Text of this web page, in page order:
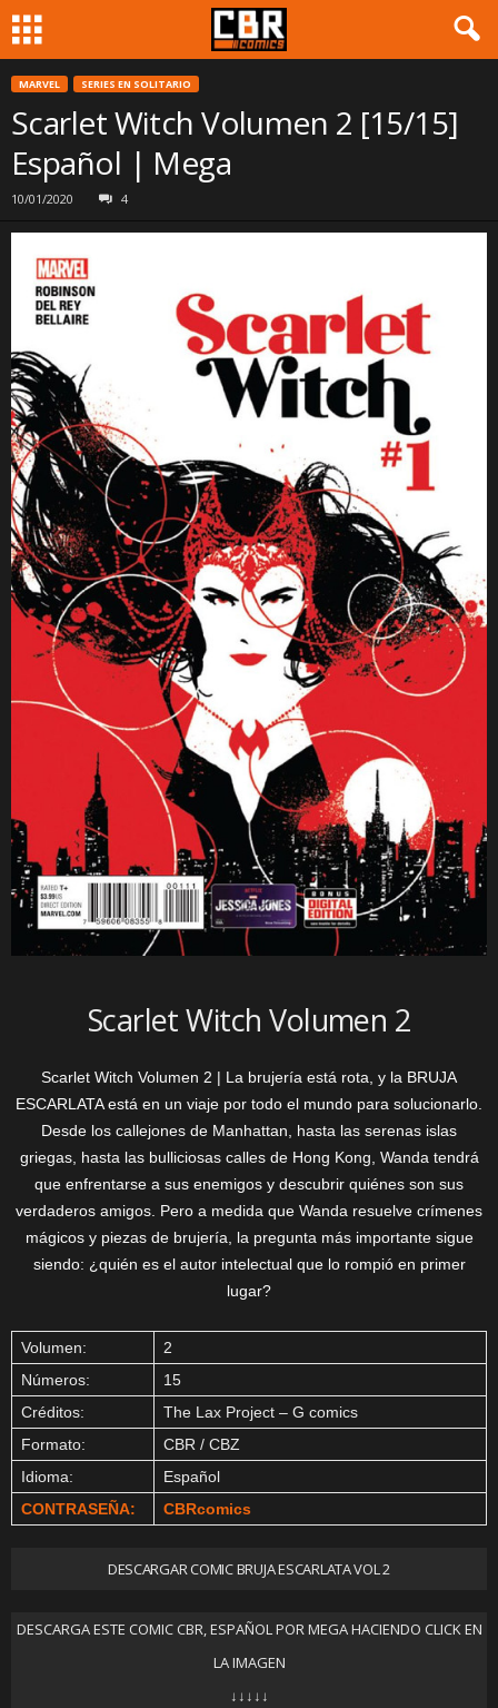
MARVEL SERIES EN SOLITARIO
Scarlet Witch Volumen 2 [15/15]
Español | Mega
10/01/2020 4
Scarlet Witch Volumen 2
Scarlet Witch Volumen 2 | La brujería está rota, y la BRUJA
ESCARLATA está en un viaje por todo el mundo para solucionarlo.
Desde los callejones de Manhattan, hasta las serenas islas
griegas, hasta las bulliciosas calles de Hong Kong, Wanda tendrá
que enfrentarse a sus enemigos y descubrir quiénes son sus
verdaderos amigos. Pero a medida que Wanda resuelve crímenes
mágicos y piezas de brujería, la pregunta más importante sigue
siendo: ¿quién es el autor intelectual que lo rompió en primer
lugar?
Volumen:
2
Números:
15
Créditos:
The Lax Project – G comics
Formato:
CBR / CBZ
Idioma:
Español
CONTRASEÑA:
CBRcomics
DESCARGAR COMIC BRUJA ESCARLATA VOL 2
DESCARGA ESTE COMIC CBR, ESPAÑOL POR MEGA HACIENDO CLICK EN
LA IMAGEN
↓↓↓↓↓